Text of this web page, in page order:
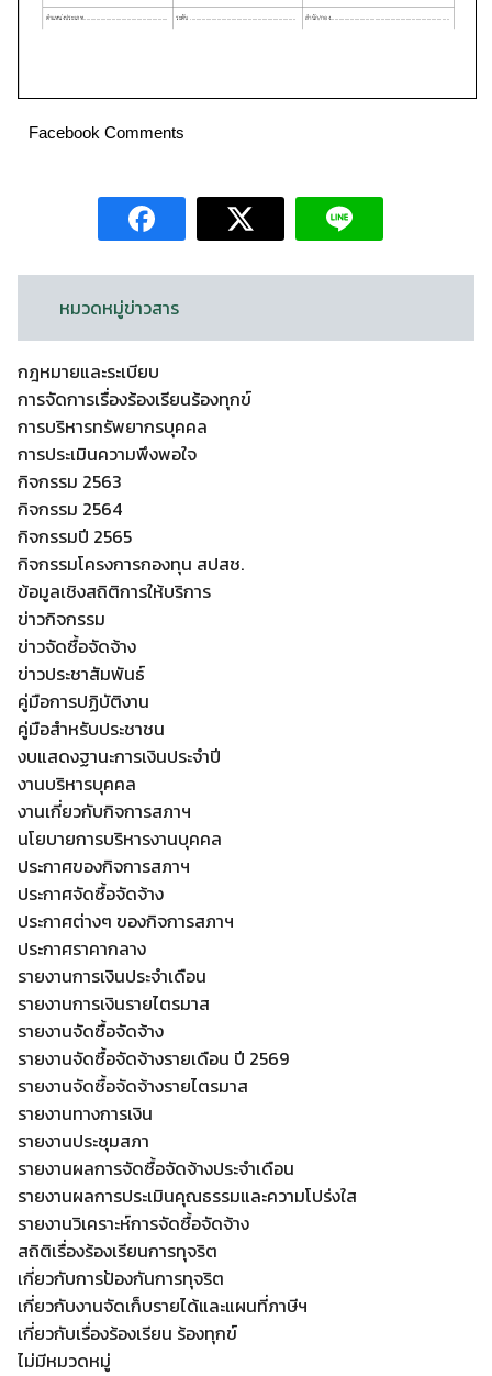
Search
for:
Facebook Comments
หมวดหมู่ข่าวสาร
กฎหมายและระเบียบ
การจัดการเรื่องร้องเรียนร้องทุกข์
การบริหารทรัพยากรบุคคล
การประเมินความพึงพอใจ
กิจกรรม 2563
กิจกรรม 2564
กิจกรรมปี 2565
กิจกรรมโครงการกองทุน สปสช.
ข้อมูลเชิงสถิติการให้บริการ
ข่าวกิจกรรม
ข่าวจัดซื้อจัดจ้าง
ข่าวประชาสัมพันธ์
คู่มือการปฏิบัติงาน
คู่มือสำหรับประชาชน
งบแสดงฐานะการเงินประจำปี
งานบริหารบุคคล
งานเกี่ยวกับกิจการสภาฯ
นโยบายการบริหารงานบุคคล
ประกาศของกิจการสภาฯ
ประกาศจัดซื้อจัดจ้าง
ประกาศต่างๆ ของกิจการสภาฯ
ประกาศราคากลาง
รายงานการเงินประจำเดือน
รายงานการเงินรายไตรมาส
รายงานจัดซื้อจัดจ้าง
รายงานจัดซื้อจัดจ้างรายเดือน ปี 2569
รายงานจัดซื้อจัดจ้างรายไตรมาส
รายงานทางการเงิน
รายงานประชุมสภา
รายงานผลการจัดซื้อจัดจ้างประจำเดือน
รายงานผลการประเมินคุณธรรมและความโปร่งใส
รายงานวิเคราะห์การจัดซื้อจัดจ้าง
สถิติเรื่องร้องเรียนการทุจริต
เกี่ยวกับการป้องกันการทุจริต
เกี่ยวกับงานจัดเก็บรายได้และแผนที่ภาษีฯ
เกี่ยวกับเรื่องร้องเรียน ร้องทุกข์
ไม่มีหมวดหมู่